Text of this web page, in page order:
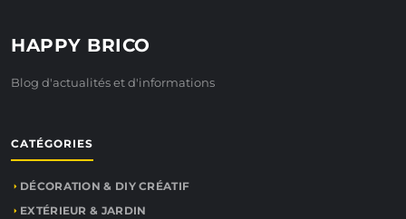
HAPPY BRICO
Blog d'actualités et d'informations
CATÉGORIES
DÉCORATION & DIY CRÉATIF
EXTÉRIEUR & JARDIN